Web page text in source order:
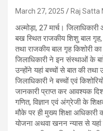
March 27, 2025 Raj Satta
अल्मोड़ा, 27 मार्च।
बख स्थित राजकीय शिशु बाल गृह,
तथा राजकीय बाल गृह किशोरी का
जिलाधिकारी ने इन संस्थाओं के
उन्होंने यहां बच्चों से बात की
जिलाधिकारी ने बच्चों एवं
जानकारी प्राप्त कर आवश्यक
गणित, विज्ञान एवं अंग्रेजी के
मौके पर ही मुख्य शिक्षा
योजना अथवा खनन न्यास से यहां